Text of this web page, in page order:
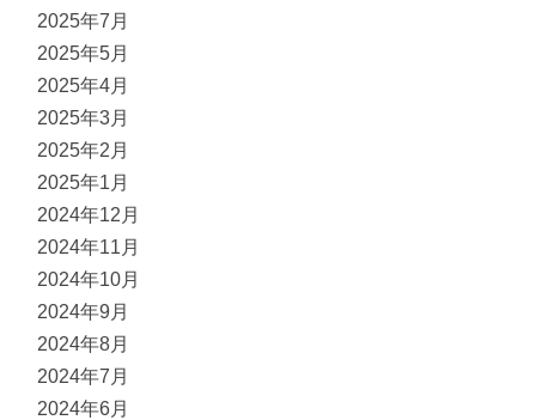
2025年7月
2025年5月
2025年4月
2025年3月
2025年2月
2025年1月
2024年12月
2024年11月
2024年10月
2024年9月
2024年8月
2024年7月
2024年6月